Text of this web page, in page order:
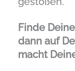
Finde
dann auf
macht